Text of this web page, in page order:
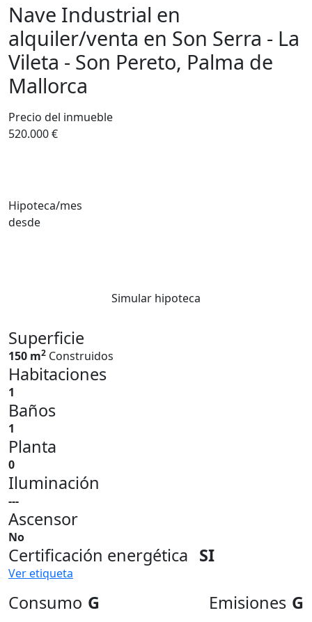
Nave Industrial en
alquiler/venta en Son Serra - La
Vileta - Son Pereto, Palma de
Mallorca
Precio del inmueble
520.000 €
Hipoteca/mes
desde
Simular hipoteca
Superficie
150 m2 Construidos
Habitaciones
1
Baños
1
Planta
0
Iluminación
---
Ascensor
No
Certificación energética SI
Ver etiqueta
Consumo G Emisiones G